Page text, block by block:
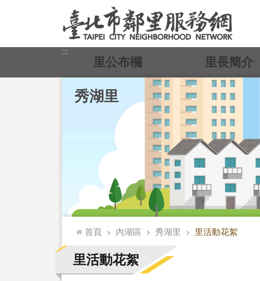
:::
秀湖里
里公布欄 里長簡介
::: 首頁 內湖區 秀湖里 里活動花絮
里活動花絮